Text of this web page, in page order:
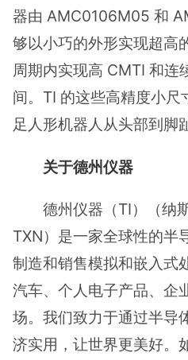
器由 AMC0106M05 和
够以小巧的外形实现超高
周期内实现高 CMTI 和连
间。TI 的这些高精度小尺
足人形机器人从头部到脚
关于德州仪器
德州仪器（TI）（纳
TXN）是一家全球性的半
制造和销售模拟和嵌入式
汽车、个人电子产品、企
场。我们致力于通过半导
济实用，让世界更美好。